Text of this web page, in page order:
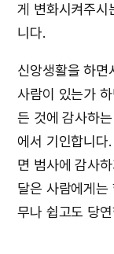
게 변화시켜주시
니다.
신앙생활을 하면
사람이 있는가
든 것에 감사하
에서 기인합니다
면 범사에 감사
달은 사람에게는
무나 쉽고도 당